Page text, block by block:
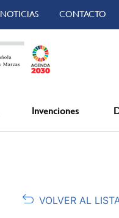
NOTICIAS CONTACTO
Invenciones
VOLVER AL